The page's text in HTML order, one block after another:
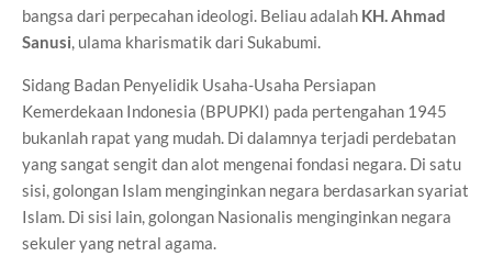
bangsa dari perpecahan ideologi. Beliau adalah KH. Ahmad
Sanusi, ulama kharismatik dari Sukabumi.
Sidang Badan Penyelidik Usaha-Usaha Persiapan
Kemerdekaan Indonesia (BPUPKI) pada pertengahan 1945
bukanlah rapat yang mudah. Di dalamnya terjadi perdebatan
yang sangat sengit dan alot mengenai fondasi negara. Di satu
sisi, golongan Islam menginginkan negara berdasarkan syariat
Islam. Di sisi lain, golongan Nasionalis menginginkan negara
sekuler yang netral agama.